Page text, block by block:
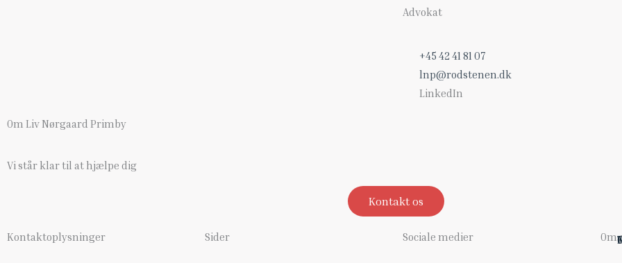
Advokat
+45 42 41 81 07
lnp@rodstenen.dk
LinkedIn
Om Liv Nørgaard Primby
Vi står klar til at hjælpe dig
Kontakt os
Kontaktoplysninger Sider Sociale medier Om